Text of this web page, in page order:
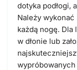
dotyka podłogi,
Należy
każdą nogę.
w dłonie lub
wypróbowanych